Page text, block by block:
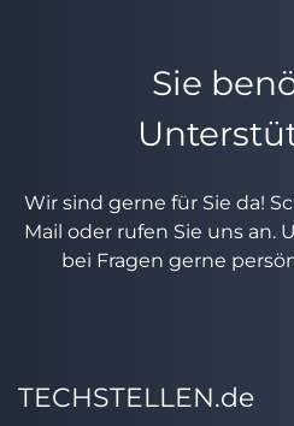
Sie
Wir sind gerne für Sie da!
Mail oder rufen Sie uns an.
bei Fragen gerne
TECHSTELLEN.de